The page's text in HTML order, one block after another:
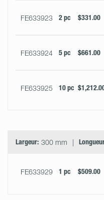
FE633923 2 pc $331.00
FE633924 5 pc $661.00
FE633925 10 pc
Largeur: 300 mm
FE633929 1 pc $509.00